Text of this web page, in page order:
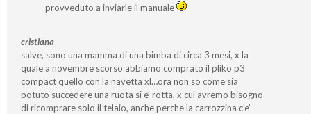
provveduto a inviarle il manuale
cristiana
salve, sono una mamma di una bimba di circa 3 mesi, x la
quale a novembre scorso abbiamo comprato il pliko p3
compact quello con la navetta xl…ora non so come sia
potuto succedere una ruota si e’ rotta, x cui avremo bisogno
di ricomprare solo il telaio, anche perche la carrozzina c’e’